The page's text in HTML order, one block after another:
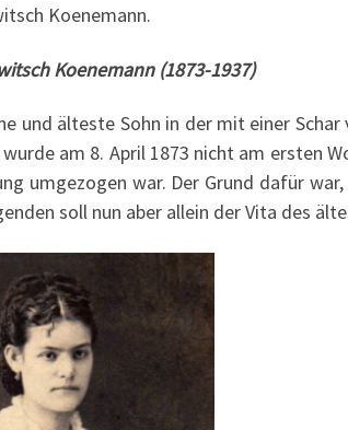
Koenemann.
Koenemann (1873-1937)
und älteste Sohn in der mit einer
am 8. April 1873 nicht am ersten
umgezogen war. Der Grund dafür
soll nun aber allein der Vita des